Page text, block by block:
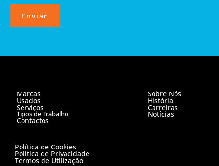
Enviar
Marcas
Usados
Serviços
Tipos de Trabalho
Contactos
Sobre Nós
História
Carreiras
Notícias
Política de Cookies
Política de Privacidade
Termos de Utilização